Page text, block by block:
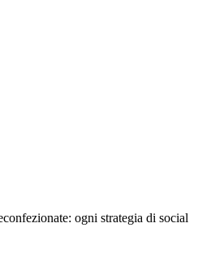
ogni strategia di social